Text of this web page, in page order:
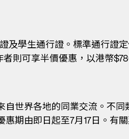
學生通行證。標準通行證
則可享半價優惠，以港幣
世界各地的同業交流。不
期由即日起至7月17日。有